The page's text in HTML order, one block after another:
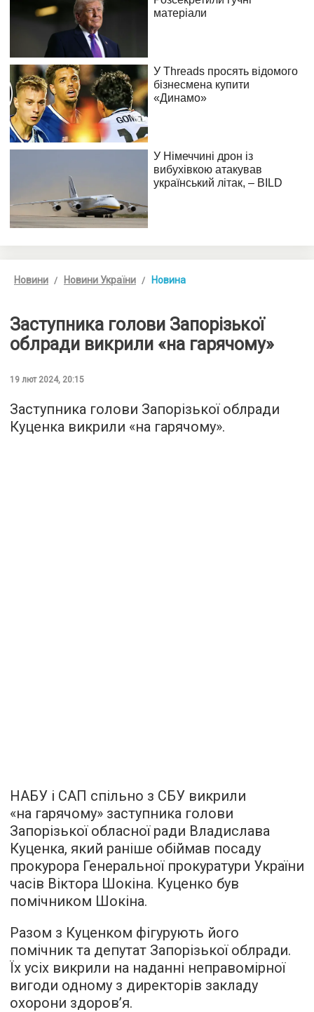
Новини Новини України Новина
Заступника голови Запорізької
облради викрили «на гарячому»
19 лют 2024, 20:15
Заступника голови Запорізької облради
Куценка викрили «на гарячому».
НАБУ і САП спільно з СБУ викрили
«на гарячому» заступника голови
Запорізької обласної ради Владислава
Куценка, який раніше обіймав посаду
прокурора Генеральної прокуратури України
часів Віктора Шокіна. Куценко був
помічником Шокіна.
Разом з Куценком фігурують його
помічник та депутат Запорізької облради.
Їх усіх викрили на наданні неправомірної
вигоди одному з директорів закладу
охорони здоров’я.